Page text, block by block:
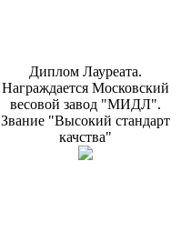
Диплом Лауреата.
Награждается Московский
весовой завод "МИДЛ".
Звание "Высокий стандарт
качства"